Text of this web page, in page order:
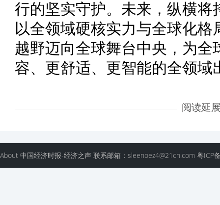
行的坚实守护。未来，纵横
以全领域硬核实力与全球化
越野迈向全球舞台中央，为
容、更舒适、更智能的全领域
阅读延
About 中国经济时报-经济之声 联系邮箱：sleenoez4@21cn.com 粤ICP